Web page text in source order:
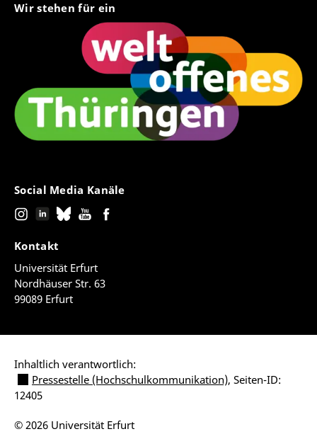
Wir stehen für ein
Social Media Kanäle
Kontakt
Universität Erfurt
Nordhäuser Str. 63
99089 Erfurt
Inhaltlich verantwortlich:
Pressestelle (Hochschulkommunikation), Seiten-ID:
12405
© 2026 Universität Erfurt